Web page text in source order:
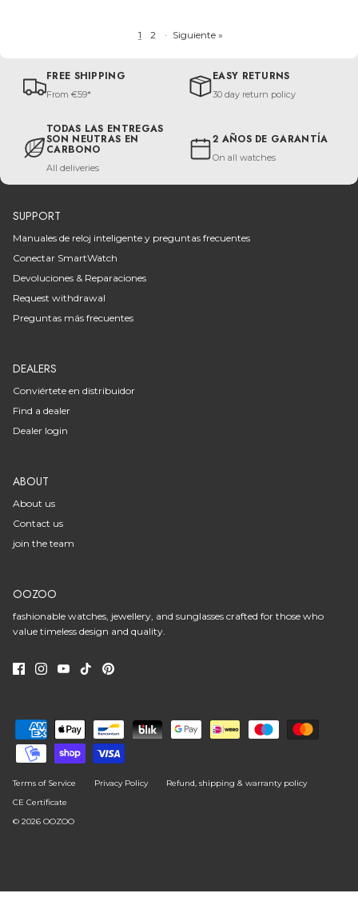
1 2 · Siguiente »
FREE SHIPPING
From €59*
EASY RETURNS
30 day return policy
TODAS LAS ENTREGAS
SON NEUTRAS EN
CARBONO
All deliveries
2 AÑOS DE GARANTÍA
On all watches
SUPPORT
Manuales de reloj inteligente y preguntas frecuentes
Conectar SmartWatch
Devoluciones & Reparaciones
Request withdrawal
Preguntas más frecuentes
DEALERS
Conviértete en distribuidor
Find a dealer
Dealer login
ABOUT
About us
Contact us
join the team
OOZOO
fashionable watches, jewellery, and sunglasses crafted for those who
value timeless design and quality.
Terms of Service Privacy Policy
Refund, shipping & warranty policy
CE Certificate
© 2026 OOZOO